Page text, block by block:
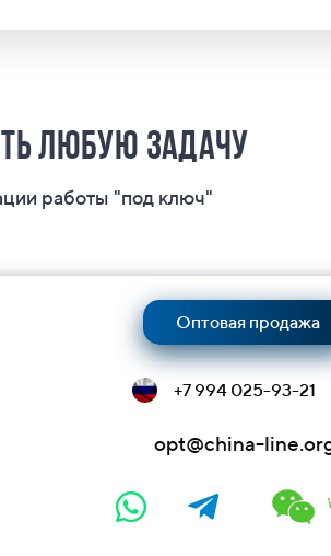
любую задачу
работы "под ключ"
Оптовая продажа
+7 994 025-93-21
opt@china-